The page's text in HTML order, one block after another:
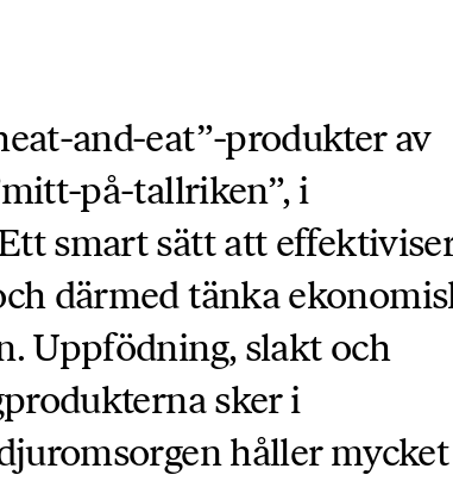
and-eat”-produkter av
på-tallriken”, i
smart sätt att
därmed tänka
Uppfödning, slakt och
sker i
håller mycket